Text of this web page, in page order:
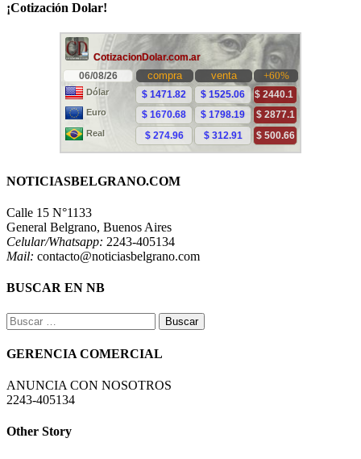
¡Cotización Dolar!
NOTICIASBELGRANO.COM
Calle 15 N°1133
General Belgrano, Buenos Aires
Celular/Whatsapp: 2243-405134
Mail: contacto@noticiasbelgrano.com
BUSCAR EN NB
Buscar:
GERENCIA COMERCIAL
ANUNCIA CON NOSOTROS
2243-405134
Other Story